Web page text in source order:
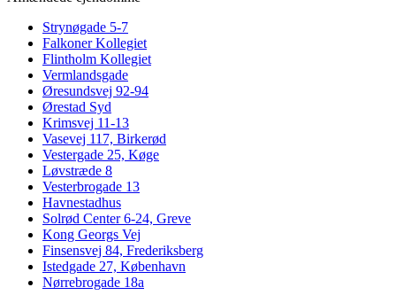
Strynøgade 5-7
Falkoner Kollegiet
Flintholm Kollegiet
Vermlandsgade
Øresundsvej 92-94
Ørestad Syd
Krimsvej 11-13
Vasevej 117, Birkerød
Vestergade 25, Køge
Løvstræde 8
Vesterbrogade 13
Havnestadhus
Solrød Center 6-24, Greve
Kong Georgs Vej
Finsensvej 84, Frederiksberg
Istedgade 27, København
Nørrebrogade 18a